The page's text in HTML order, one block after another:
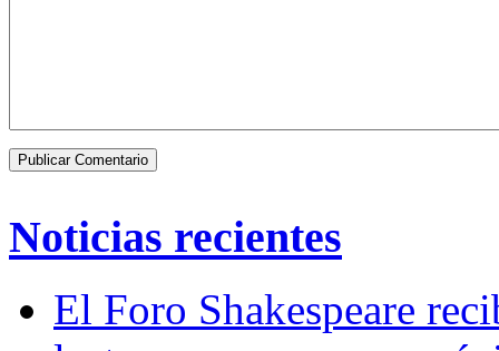
Noticias recientes
El Foro Shakespeare